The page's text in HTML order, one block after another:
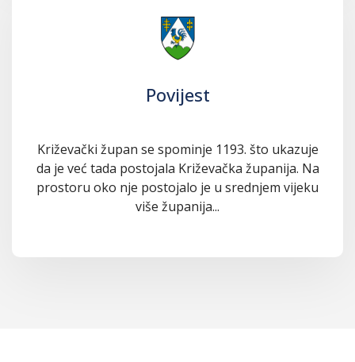
Povijest
Križevački župan se spominje 1193. što ukazuje
da je već tada postojala Križevačka županija. Na
prostoru oko nje postojalo je u srednjem vijeku
više županija...